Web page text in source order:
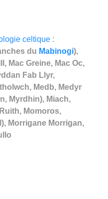
celtique :
du Mabinogi),
Mac Greine, Mac Oc,
Fab Llyr,
Medb, Medyr
Myrdhin), Miach,
Momoros,
Morrigane Morrigan,